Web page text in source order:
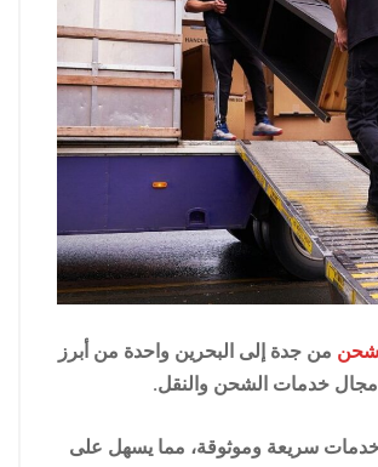
من جدة إلى البحرين واحدة من أبرز
خدمات الشحن والنقل.
سريعة وموثوقة، مما يسهل على